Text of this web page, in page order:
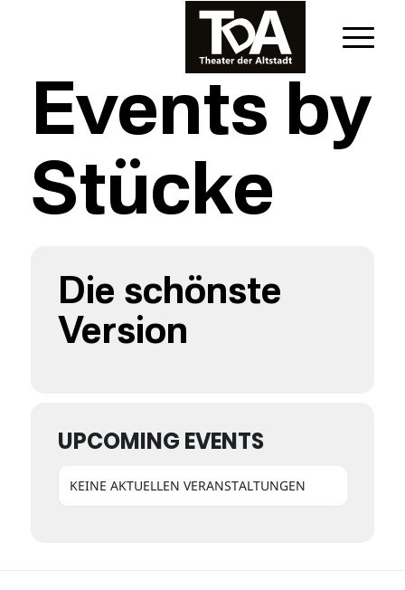
Events by
Stücke
Die schönste
Version
UPCOMING EVENTS
KEINE AKTUELLEN VERANSTALTUNGEN